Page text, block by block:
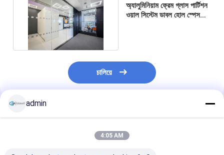
অ্যালুমিনিয়াম ফ্রেম গ্লাস পার্টিশন
ওয়াল সিস্টেম ডাবল হোল স্পেস
চালিয়ে
প্রস্তাবিত পণ্য
admin
4:05 AM